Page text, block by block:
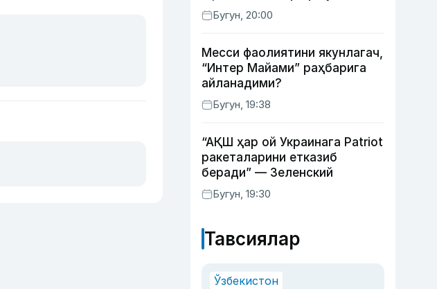
берилади
Бугун, 20:00
Месси фаолиятини якунлагач,
“Интер Майами” раҳбарига
айланадими?
Бугун, 19:38
“АҚШ ҳар ой Украинага Patriot
ракеталарини етказиб
беради” — Зеленский
Бугун, 19:30
Тавсиялар
Ўзбекистон